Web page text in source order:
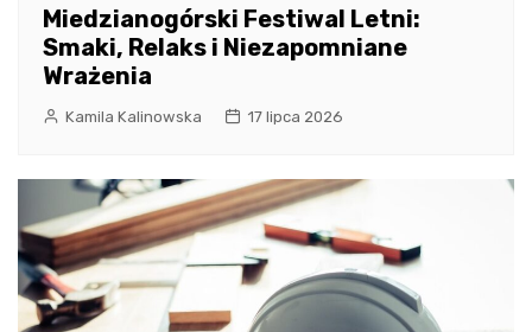
Miedzianogórski Festiwal Letni:
Smaki, Relaks i Niezapomniane
Wrażenia
Kamila Kalinowska 17 lipca 2026